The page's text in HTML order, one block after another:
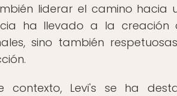
liderar el camino hacia
ha llevado a la
sino también
contexto, Levi's se ha